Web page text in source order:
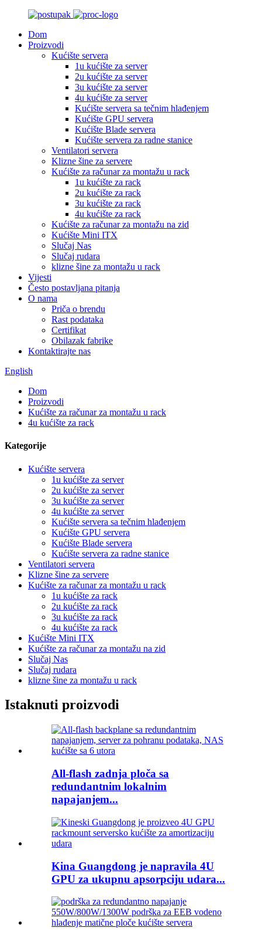
Dom
Proizvodi
Kućište servera
1u kućište za server
2u kućište za server
3u kućište za server
4u kućište za server
Kućište servera sa tečnim hlađenjem
Kućište GPU servera
Kućište Blade servera
Kućište servera za radne stanice
Ventilatori servera
Klizne šine za servere
Kućište za računar za montažu u rack
1u kućište za rack
2u kućište za rack
3u kućište za rack
4u kućište za rack
Kućište za računar za montažu na zid
Kućište Mini ITX
Slučaj Nas
Slučaj rudara
klizne šine za montažu u rack
Vijesti
Često postavljana pitanja
O nama
Priča o brendu
Rast podataka
Certifikat
Obilazak fabrike
Kontaktirajte nas
English
Dom
Proizvodi
Kućište za računar za montažu u rack
4u kućište za rack
Kategorije
Kućište servera
1u kućište za server
2u kućište za server
3u kućište za server
4u kućište za server
Kućište servera sa tečnim hlađenjem
Kućište GPU servera
Kućište Blade servera
Kućište servera za radne stanice
Ventilatori servera
Klizne šine za servere
Kućište za računar za montažu u rack
1u kućište za rack
2u kućište za rack
3u kućište za rack
4u kućište za rack
Kućište Mini ITX
Kućište za računar za montažu na zid
Slučaj Nas
Slučaj rudara
klizne šine za montažu u rack
Istaknuti proizvodi
All-flash zadnja ploča sa
redundantnim lokalnim
napajanjem...
Kina Guangdong je napravila 4U
GPU za ukupnu apsorpciju udara...